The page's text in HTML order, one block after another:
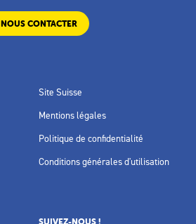
NOUS CONTACTER
Site Suisse
Mentions légales
Politique de confidentialité
Conditions générales d'utilisation
SUIVEZ-NOUS !